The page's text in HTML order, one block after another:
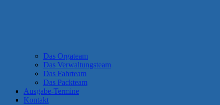
Das Orgateam
Das Verwaltungsteam
Das Fahrteam
Das Packteam
Ausgabe-Termine
Kontakt